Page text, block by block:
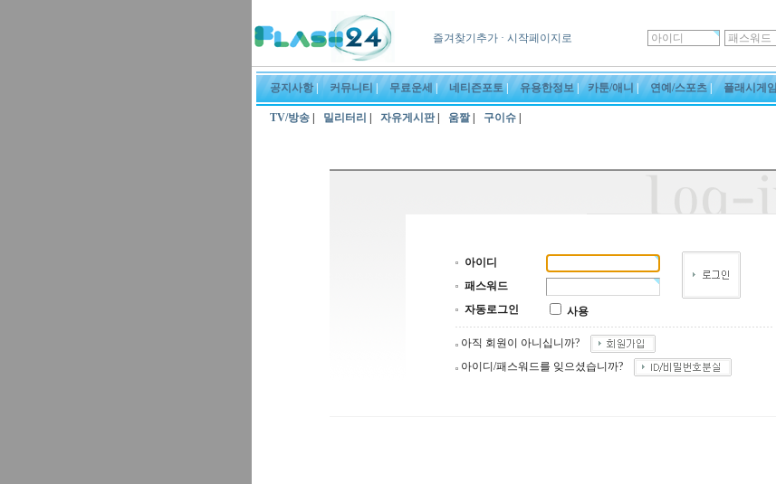
즐겨찾기추가 · 시작페이지로
공지사항| 커뮤니티| 무료운세 |네티즌포토|유용한정보|카툰/애니 |연예/스포츠| 플래시게임
TV/방송| 밀리터리 자유게시판| 움짤| 구이슈|
아이디
패스워드
자동로그인
사용
아직 회원이 아니십니까?
아이디/패스워드를 잊으셨습니까?